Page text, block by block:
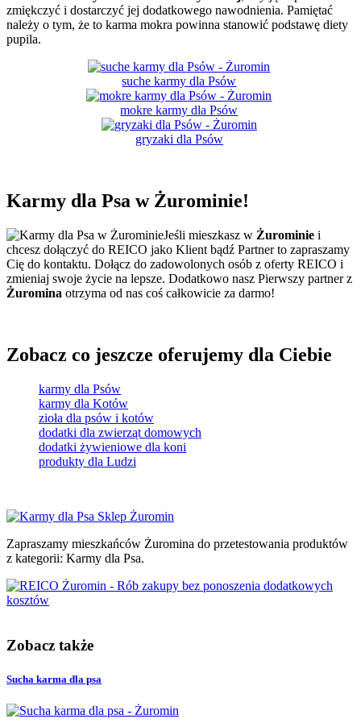
zmiękczyć i dostarczyć jej dodatkowego nawodnienia. Pamiętać
należy o tym, że to karma mokra powinna stanowić podstawę diety
pupila.
suche karmy dla Psów
mokre karmy dla Psów
gryzaki dla Psów
Karmy dla Psa w Żurominie!
Jeśli mieszkasz w Żurominie i
chcesz dołączyć do REICO jako Klient bądź Partner to zapraszamy
Cię do kontaktu. Dołącz do zadowolonych osób z oferty REICO i
zmieniaj swoje życie na lepsze. Dodatkowo nasz Pierwszy partner z
Żuromina otrzyma od nas coś całkowicie za darmo!
Zobacz co jeszcze oferujemy dla Ciebie
karmy dla Psów
karmy dla Kotów
zioła dla psów i kotów
dodatki dla zwierząt domowych
dodatki żywieniowe dla koni
produkty dla Ludzi
Zapraszamy mieszkańców Żuromina do przetestowania produktów
z kategorii: Karmy dla Psa.
Zobacz także
Sucha karma dla psa